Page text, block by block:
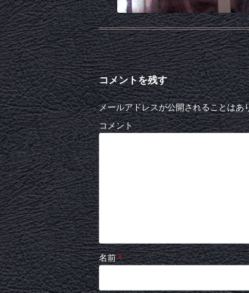
コメントを残す
メールアドレスが公開されることはあ
コメント
名前*